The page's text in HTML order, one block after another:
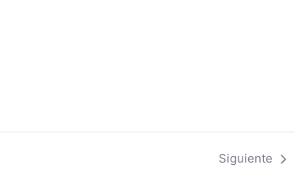
Siguiente